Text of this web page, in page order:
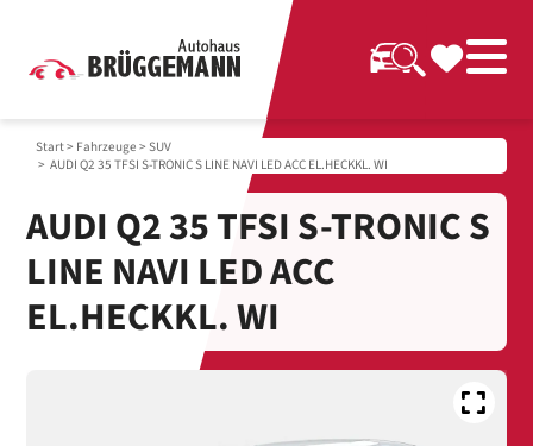
Start> Fahrzeuge > SUV
> AUDI Q2 35 TFSI S-TRONIC S LINE NAVI LED ACC EL.HECKKL. WI
AUDI Q2 35 TFSI S-TRONIC S
LINE NAVI LED ACC
EL.HECKKL. WI